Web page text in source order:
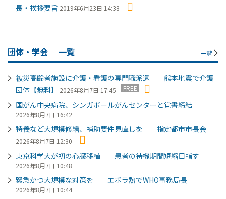
長・挨拶要旨 2019年6月23日 14:38
団体・学会 一覧 一覧
被災高齢者施設に介護・看護の専門職派遣 熊本地震で介護
団体【無料】
2026年8月7日 17:45 FREE
国がん中央病院、シンガポールがんセンターと覚書締結
2026年8月7日 16:42
特養など大規模修繕、補助要件見直しを 指定都市市長会
2026年8月7日 12:30
東京科学大が初の心臓移植 患者の待機期間短縮目指す
2026年8月7日 10:48
緊急かつ大規模な対策を エボラ熱でWHO事務局長
2026年8月7日 10:44